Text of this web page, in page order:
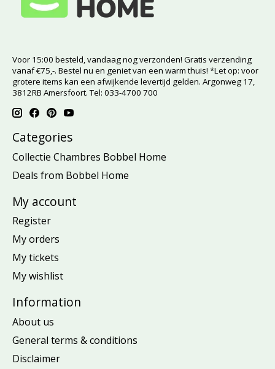
Voor 15:00 besteld, vandaag nog verzonden! Gratis verzending
vanaf €75,-. Bestel nu en geniet van een warm thuis! *Let op: voor
grotere items kan een afwijkende levertijd gelden. Argonweg 17,
3812RB Amersfoort. Tel: 033-4700 700
Categories
Collectie Chambres Bobbel Home
Deals from Bobbel Home
My account
Register
My orders
My tickets
My wishlist
Information
About us
General terms & conditions
Disclaimer